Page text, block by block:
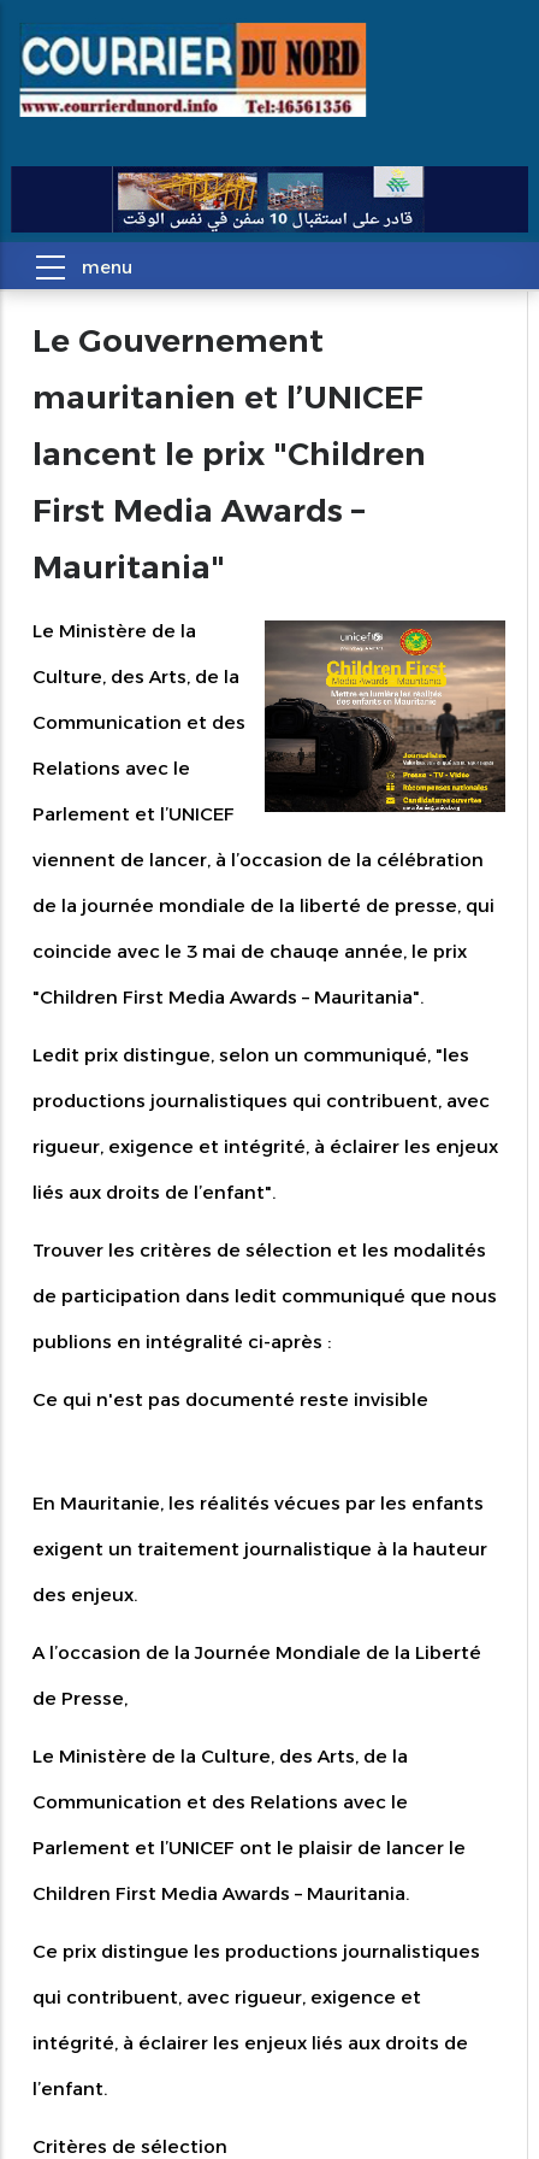
Le Gouvernement
mauritanien et l’UNICEF
lancent le prix "Children
First Media Awards –
Mauritania"
Le Ministère de la
Culture, des Arts, de la
Communication et des
Relations avec le
Parlement et l’UNICEF
viennent de lancer, à l’occasion de la célébration
de la journée mondiale de la liberté de presse, qui
coincide avec le 3 mai de chauqe année, le prix
"Children First Media Awards – Mauritania".
Ledit prix distingue, selon un communiqué, "les
productions journalistiques qui contribuent, avec
rigueur, exigence et intégrité, à éclairer les enjeux
liés aux droits de l’enfant".
Trouver les critères de sélection et les modalités
de participation dans ledit communiqué que nous
publions en intégralité ci-après :
Ce qui n'est pas documenté reste invisible
En Mauritanie, les réalités vécues par les enfants
exigent un traitement journalistique à la hauteur
des enjeux.
A l’occasion de la Journée Mondiale de la Liberté
de Presse,
Le Ministère de la Culture, des Arts, de la
Communication et des Relations avec le
Parlement et l’UNICEF ont le plaisir de lancer le
Children First Media Awards – Mauritania.
Ce prix distingue les productions journalistiques
qui contribuent, avec rigueur, exigence et
intégrité, à éclairer les enjeux liés aux droits de
l’enfant.
Critères de sélection